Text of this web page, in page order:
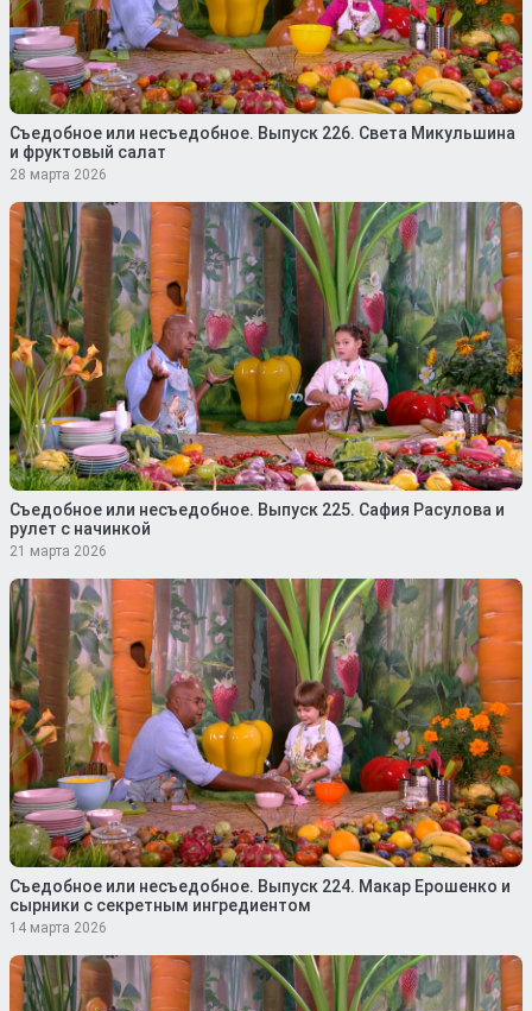
Съедобное или несъедобное. Выпуск 226. Света Микульшина
и фруктовый салат
28 марта 2026
Съедобное или несъедобное. Выпуск 225. Сафия Расулова и
рулет с начинкой
21 марта 2026
Съедобное или несъедобное. Выпуск 224. Макар Ерошенко и
сырники с секретным ингредиентом
14 марта 2026